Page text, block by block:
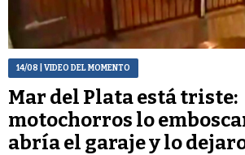
14/08 | VIDEO DEL MOMENTO
Mar del Plata está triste:
motochorros lo
abría el garaje y lo